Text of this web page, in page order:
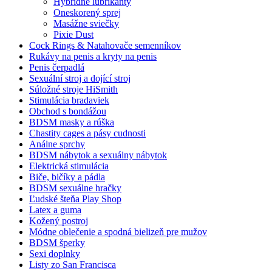
Oneskorený sprej
Masážne sviečky
Pixie Dust
Cock Rings & Natahovače semenníkov
Rukávy na penis a kryty na penis
Penis čerpadlá
Sexuální stroj a dojící stroj
Súložné stroje HiSmith
Stimulácia bradaviek
Obchod s bondážou
BDSM masky a rúška
Chastity cages a pásy cudnosti
Análne sprchy
BDSM nábytok a sexuálny nábytok
Elektrická stimulácia
Biče, bičíky a pádla
BDSM sexuálne hračky
Ľudské šteňa Play Shop
Latex a guma
Kožený postroj
Módne oblečenie a spodná bielizeň pre mužov
BDSM šperky
Sexi doplnky
Listy zo San Francisca